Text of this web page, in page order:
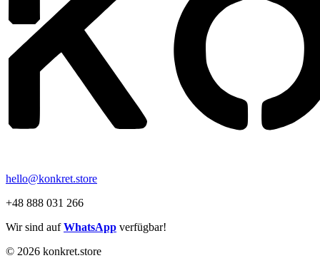
hello@konkret.store
+48 888 031 266
Wir sind aufWhatsApp verfügbar!
© 2026 konkret.store